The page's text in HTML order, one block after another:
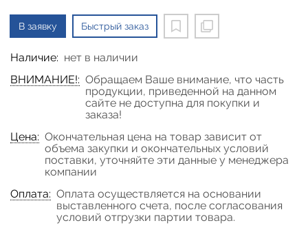
В заявку Быстрый заказ
Наличие: нет в наличии
ВНИМАНИЕ!: Обращаем Ваше внимание, что часть
продукции, приведенной на данном
сайте не доступна для покупки и
заказа!
Цена: Окончательная цена на товар зависит от
объема закупки и окончательных условий
поставки, уточняйте эти данные у менеджера
компании
Оплата: Оплата осуществляется на основании
выставленного счета, после согласования
условий отгрузки партии товара.